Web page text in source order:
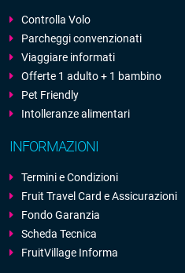
Controlla Volo
Parcheggi convenzionati
Viaggiare informati
Offerte 1 adulto + 1 bambino
Pet Friendly
Intolleranze alimentari
INFORMAZIONI
Termini e Condizioni
Fruit Travel Card e Assicurazioni
Fondo Garanzia
Scheda Tecnica
FruitVillage Informa